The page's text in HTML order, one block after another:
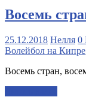
Восемь
25.12.2018 Нелля 0
Волейбол на Кипре
Восемь стран,